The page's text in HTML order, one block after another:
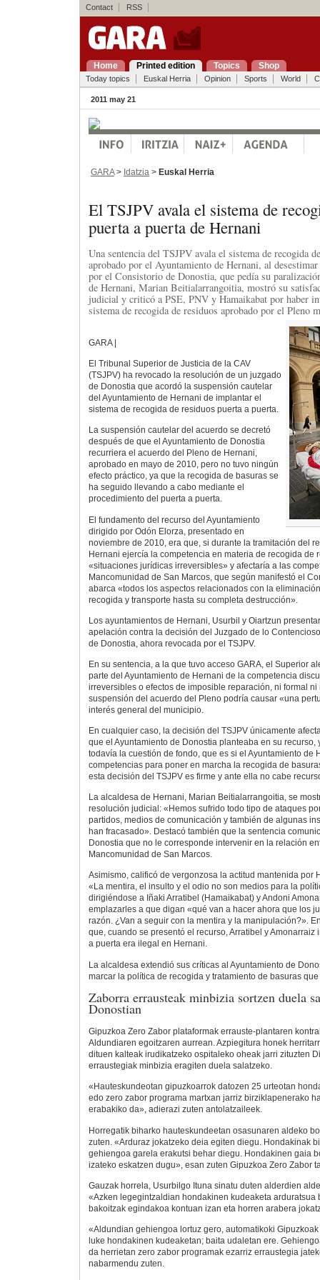
Contact RSS
Home Printed edition Topics Shop
Today topics Euskal Herria Opinion Sports World
2011 may 21
GARA> Idatzia > Euskal Herria
El TSJPV avala el sistema de
puerta a puerta de Hernani
Una sentencia del TSJPV avala el sistema de recogida
aprobado por el Ayuntamiento de Hernani, al
por el Consistorio de Donostia, que pedía su
de Hernani, Marian Beitialarrangoitia, mostró su
judicial y criticó a PSE, PNV y Hamaikabat por haber
sistema de recogida de residuos aprobado por el Pleno
GARA |
El Tribunal Superior de Justicia de la CAV
(TSJPV) ha revocado la resolución de un juzgado
de Donostia que acordó la suspensión cautelar
del Ayuntamiento de Hernani de implantar el
sistema de recogida de residuos puerta a puerta.
La suspensión cautelar del acuerdo se decretó
después de que el Ayuntamiento de Donostia
recurriera el acuerdo del Pleno de Hernani,
aprobado en mayo de 2010, pero no tuvo ningún
efecto práctico, ya que la recogida de basuras se
ha seguido llevando a cabo mediante el
procedimiento del puerta a puerta.
El fundamento del recurso del Ayuntamiento
dirigido por Odón Elorza, presentado en
noviembre de 2010, era que, si durante la tramitación del
Hernani ejercía la competencia en materia de recogida de
«situaciones jurídicas irreversibles» y afectaría a las
Mancomunidad de San Marcos, que según manifestó el
abarca «todos los aspectos relacionados con la
recogida y transporte hasta su completa destrucción».
Los ayuntamientos de Hernani, Usurbil y Oiartzun
apelación contra la decisión del Juzgado de lo
de Donostia, ahora revocada por el TSJPV.
En su sentencia, a la que tuvo acceso GARA, el Superior
parte del Ayuntamiento de Hernani de la competencia
irreversibles o efectos de imposible reparación, ni formal
suspensión del acuerdo del Pleno podría causar «una
interés general del municipio.
En cualquier caso, la decisión del TSJPV únicamente
que el Ayuntamiento de Donostia planteaba en su recurso,
todavía la cuestión de fondo, que es si el Ayuntamiento de
competencias para poner en marcha la recogida de
esta decisión del TSJPV es firme y ante ella no cabe
La alcaldesa de Hernani, Marian Beitialarrangoitia, se
resolución judicial: «Hemos sufrido todo tipo de ataques
partidos, medios de comunicación y también de algunas
han fracasado». Destacó también que la sentencia
Donostia que no le corresponde intervenir en la relación
Mancomunidad de San Marcos.
Asimismo, calificó de vergonzosa la actitud mantenida por
«La mentira, el insulto y el odio no son medios para la
dirigiéndose a Iñaki Arratibel (Hamaikabat) y Andoni
emplazarles a que digan «qué van a hacer ahora que los
razón. ¿Van a seguir con la mentira y la manipulación?».
que, cuando se presentó el recurso, Arratibel y Amonarraiz
a puerta era ilegal en Hernani.
La alcaldesa extendió sus críticas al Ayuntamiento de
marcar la política de recogida y tratamiento de basuras
Zaborra errausteak minbizia sortzen duela
Donostian
Gipuzkoa Zero Zabor plataformak errauste-plantaren
Aldundiaren egoitzaren aurrean. Azpiegitura honek
dituen kalteak irudikatzeko ospitaleko oheak jarri zituzten
erraustegiak minbizia eragiten duela salatzeko.
«Hauteskundeotan gipuzkoarrok datozen 25 urteotan
edo zero zabor programa martxan jarriz birziklapenerako
erabakiko da», adierazi zuten antolatzaileek.
Horregatik biharko hauteskundeetan osasunaren aldeko
zuten. «Arduraz jokatzeko deia egiten diegu. Hondakinak
gehiengoa garela erakutsi behar diegu. Hondakinen gaia
izateko eskatzen dugu», esan zuten Gipuzkoa Zero Zabor
Gauzak horrela, Usurbilgo Ituna sinatu duten alderdien
«Azken legegintzaldian hondakinen kudeaketa arduratsua
bakoitzak egindakoa kontuan izan eta horren arabera
«Aldundian gehiengoa lortuz gero, automatikoki
luke hondakinen kudeaketan; baita udaletan ere.
da herrietan zero zabor programak ezarriz erraustegia
nabarmendu zuten.